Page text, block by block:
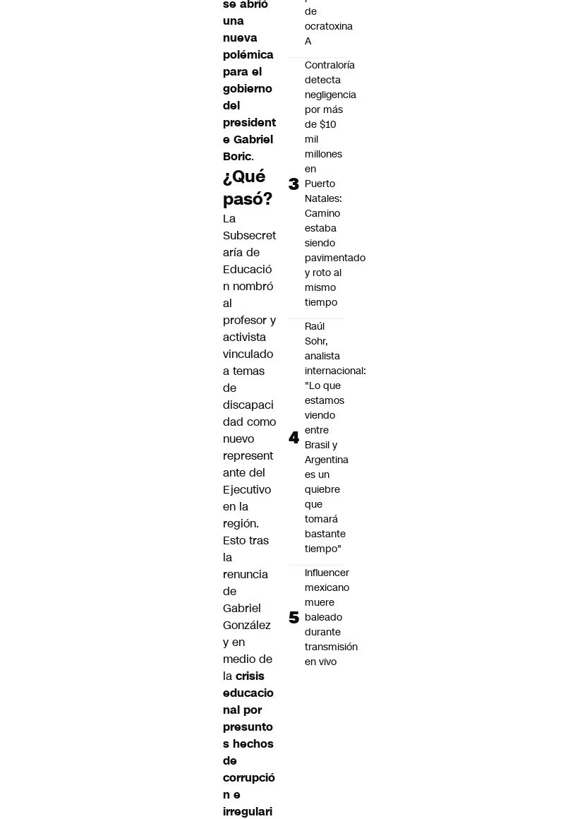
se abrió
una
nueva
polémica
para el
gobierno
del
president
e Gabriel
Boric.
¿Qué
pasó?
La
Subsecret
aría de
Educació
n nombró
al
profesor y
activista
vinculado
a temas
de
discapaci
dad como
nuevo
represent
ante del
Ejecutivo
en la
región.
Esto tras
la
renuncia
de
Gabriel
González
y en
medio de
la crisis
educacio
nal por
presunto
s hechos
de
corrupció
n e
irregulari
de
ocratoxina
A
Contraloría
detecta
negligencia
por más
de $10
mil
millones
en
Puerto
Natales:
Camino
estaba
siendo
pavimentado
y roto al
mismo
tiempo
Raúl
Sohr,
analista
internacional:
"Lo que
estamos
viendo
entre
Brasil y
Argentina
es un
quiebre
que
tomará
bastante
tiempo"
Influencer
mexicano
muere
baleado
durante
transmisión
en vivo